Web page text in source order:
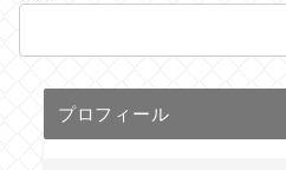
プロフィール